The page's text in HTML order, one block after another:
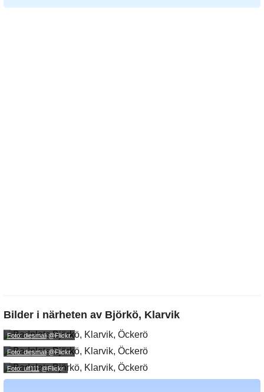
Bilder i närheten av Björkö, Klarvik
Foto: diesmali@Flickr.
Foto: diesmali@Flickr.
Foto: ulf111@Flickr.